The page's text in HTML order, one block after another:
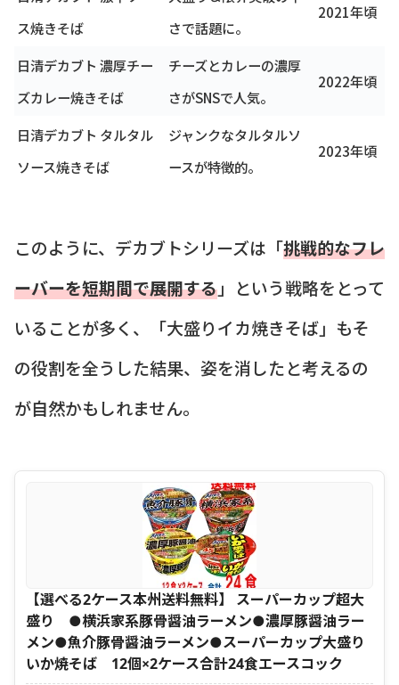
ス焼きそば
さで話題に。
2021年頃
日清デカブト 濃厚チー
ズカレー焼きそば
チーズとカレーの濃厚
さがSNSで人気。
2022年頃
日清デカブト タルタル
ソース焼きそば
ジャンクなタルタルソ
ースが特徴的。
2023年頃
このように、デカブトシリーズは「挑戦的なフレ
ーバーを短期間で展開する」という戦略をとって
いることが多く、「大盛りイカ焼きそば」もそ
の役割を全うした結果、姿を消したと考えるの
が自然かもしれません。
【選べる2ケース本州送料無料】 スーパーカップ超大
盛り ●横浜家系豚骨醤油ラーメン●濃厚豚醤油ラー
メン●魚介豚骨醤油ラーメン●スーパーカップ大盛り
いか焼そば 12個×2ケース合計24食エースコック